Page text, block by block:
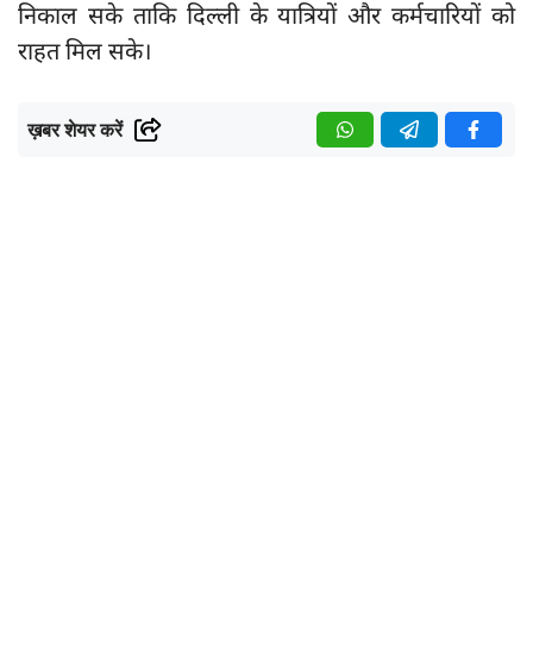
निकाल सके ताकि दिल्ली के यात्रियों और कर्मचारियों को
राहत मिल सके।
ख़बर शेयर करें